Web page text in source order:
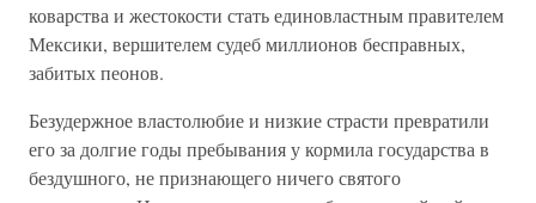
коварства и жестокости стать единовластным правителем
Мексики, вершителем судеб миллионов бесправных,
забитых пеонов.
Безудержное властолюбие и низкие страсти превратили
его за долгие годы пребывания у кормила государства в
бездушного, не признающего ничего святого